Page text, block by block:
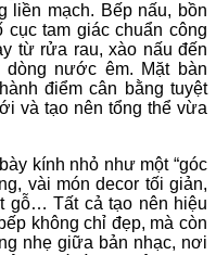
liền mạch. Bếp nấu, bồn
cục tam giác chuẩn công
từ rửa rau, xào nấu đến
nước êm. Mặt bàn
điểm cân bằng tuyệt
và tạo nên tổng thể vừa
kính nhỏ như một “góc
vài món decor tối giản,
gỗ… Tất cả tạo nên hiệu
không chỉ đẹp, mà còn
nhẹ giữa bản nhạc, nơi